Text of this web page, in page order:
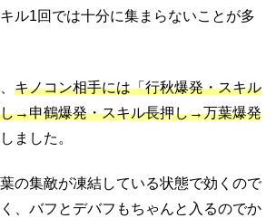
ル1回では十分に集まらないことが多
キノコン相手には「行秋爆発・スキル
→申鶴爆発・スキル長押し→万葉爆発
ました。
の集敵が凍結している状態で効くので
、バフとデバフもちゃんと入るのでか